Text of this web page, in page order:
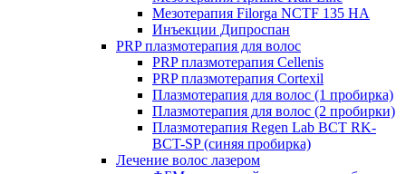
Мезотерапия Filorga NCTF 135 HA
Инъекции Дипроспан
PRP плазмотерапия для волос
PRP плазмотерапия Cellenis
PRP плазмотерапия Cortexil
Плазмотерапия для волос (1 пробирка)
Плазмотерапия для волос (2 пробирки)
Плазмотерапия Regen Lab BCT RK-
BCT-SP (синяя пробирка)
Лечение волос лазером